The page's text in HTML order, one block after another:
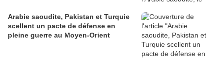
Arabie saoudite, Pakistan et Turquie
scellent un pacte de défense en
pleine guerre au Moyen-Orient